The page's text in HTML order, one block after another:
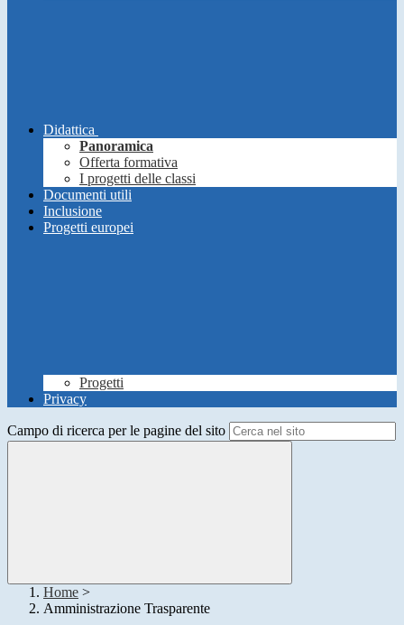
Didattica
Panoramica
Offerta formativa
I progetti delle classi
Documenti utili
Inclusione
Progetti europei
Progetti
Privacy
Campo di ricerca per le pagine del sito
Home >
Amministrazione Trasparente